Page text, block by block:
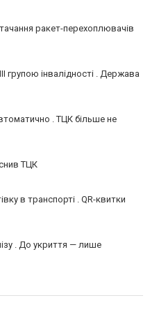
ракет-перехоплювачів
групою інвалідності . Держава
. ТЦК більше не
ТЦК
в транспорті . QR-квитки
. До укриття — лише